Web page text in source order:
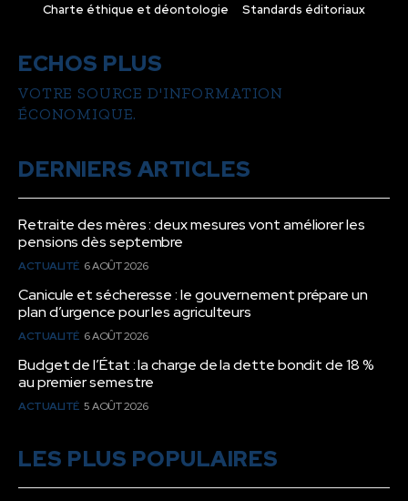
Charte éthique et déontologie
Standards éditoriaux
ECHOS PLUS
VOTRE SOURCE D'INFORMATION
ÉCONOMIQUE.
DERNIERS ARTICLES
Retraite des mères : deux mesures vont améliorer les
pensions dès septembre
ACTUALITÉ 6 AOÛT 2026
Canicule et sécheresse : le gouvernement prépare un
plan d’urgence pour les agriculteurs
ACTUALITÉ 6 AOÛT 2026
Budget de l’État : la charge de la dette bondit de 18 %
au premier semestre
ACTUALITÉ 5 AOÛT 2026
LES PLUS POPULAIRES